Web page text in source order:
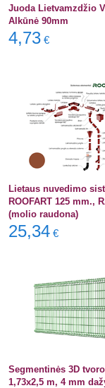
Juoda Lietvamzdžio
Alkūnė 90mm
4,73 €
Lietaus nuvedimo
ROOFART 125 mm.,
(molio raudona)
25,34 €
Segmentinės 3D
1,73x2,5 m, 4 mm